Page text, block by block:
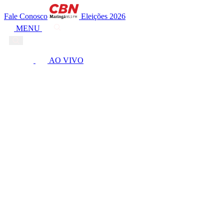
Fale Conosco
Eleições 2026
MENU
AO VIVO